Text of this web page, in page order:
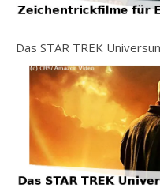
Das STAR TREK